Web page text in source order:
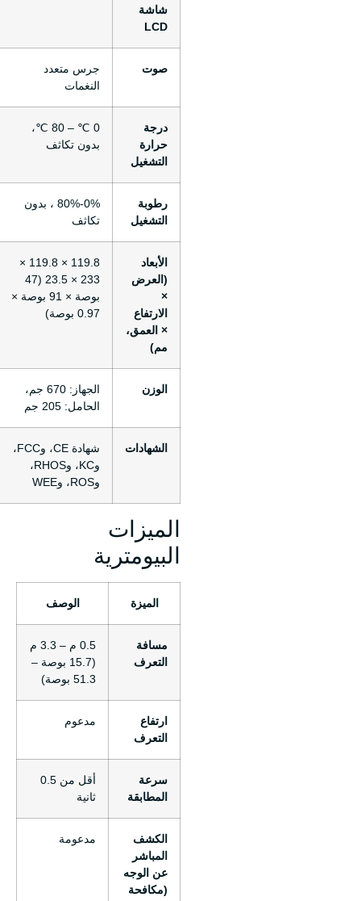
شاشة
LCD
صوت
جرس متعدد
النغمات
درجة
حرارة
التشغيل
0 ℃ – 80 ℃،
بدون تكاثف
رطوبة
التشغيل
0%-80% ، بدون
تكاثف
الأبعاد
(العرض
×
الارتفاع
× العمق،
مم)
119.8 × 119.8 ×
233 × 23.5 (47
بوصة × 91 بوصة ×
0.97 بوصة)
الوزن
الجهاز: 670 جم،
الحامل: 205 جم
الشهادات
شهادة CE، وFCC،
وKC، وRHOS،
وROS، وWEE
الميزات
البيومترية
الميزة الوصف
مسافة
التعرف
0.5 م – 3.3 م
(15.7 بوصة –
51.3 بوصة)
ارتفاع
التعرف
مدعوم
سرعة
المطابقة
أقل من 0.5
ثانية
الكشف
المباشر
عن الوجه
(مكافحة
مدعومة